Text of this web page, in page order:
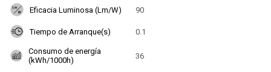
Eficacia Luminosa (Lm/W) 90
Tiempo de Arranque(s) 0.1
Consumo de energía
(kWh/1000h)
36